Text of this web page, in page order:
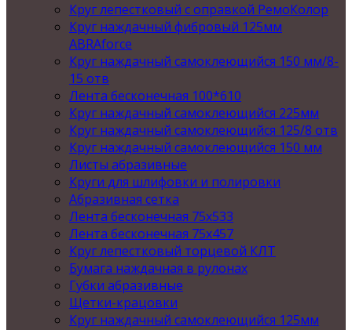
Круг лепестковый с оправкой РемоКолор
Круг наждачный фибровый 125мм
ABRAforce
Круг наждачный самоклеющийся 150 мм/8-
15 отв
Лента бесконечная 100*610
Круг наждачный самоклеющийся 225мм
Круг наждачный самоклеющийся 125/8 отв
Круг наждачный самоклеющийся 150 мм
Листы абразивные
Круги для шлифовки и полировки
Абразивная сетка
Лента бесконечная 75х533
Лента бесконечная 75х457
Круг лепестковый торцевой КЛТ
Бумага наждачная в рулонах
Губки абразивные
Щетки-крацовки
Круг наждачный самоклеющийся 125мм